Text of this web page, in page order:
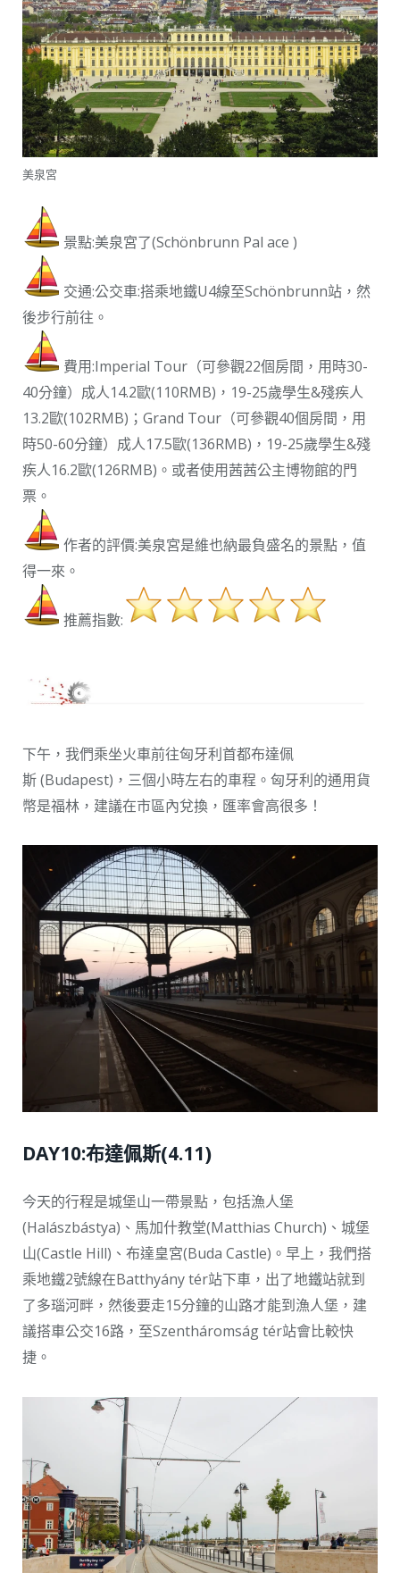
美泉宮
景點:美泉宮了(Schönbrunn Pal ace )
交通:公交車:搭乘地鐵U4線至Schönbrunn站，然
後步行前往。
費用:Imperial Tour（可參觀22個房間，用時30-
40分鐘）成人14.2歐(110RMB)，19-25歲學生&殘疾人
13.2歐(102RMB)；Grand Tour（可參觀40個房間，用
時50-60分鐘）成人17.5歐(136RMB)，19-25歲學生&殘
疾人16.2歐(126RMB)。或者使用茜茜公主博物館的門
票。
作者的評價:美泉宮是維也納最負盛名的景點，值
得一來。
推薦指數:
下午，我們乘坐火車前往匈牙利首都布達佩
斯 (Budapest)，三個小時左右的車程。匈牙利的通用貨
幣是福林，建議在市區內兌換，匯率會高很多！
DAY10:布達佩斯(4.11)
今天的行程是城堡山一帶景點，包括漁人堡
(Halászbástya)、馬加什教堂(Matthias Church)、城堡
山(Castle Hill)、布達皇宮(Buda Castle)。早上，我們搭
乘地鐵2號線在Batthyány tér站下車，出了地鐵站就到
了多瑙河畔，然後要走15分鐘的山路才能到漁人堡，建
議搭車公交16路，至Szentháromság tér站會比較快
捷。